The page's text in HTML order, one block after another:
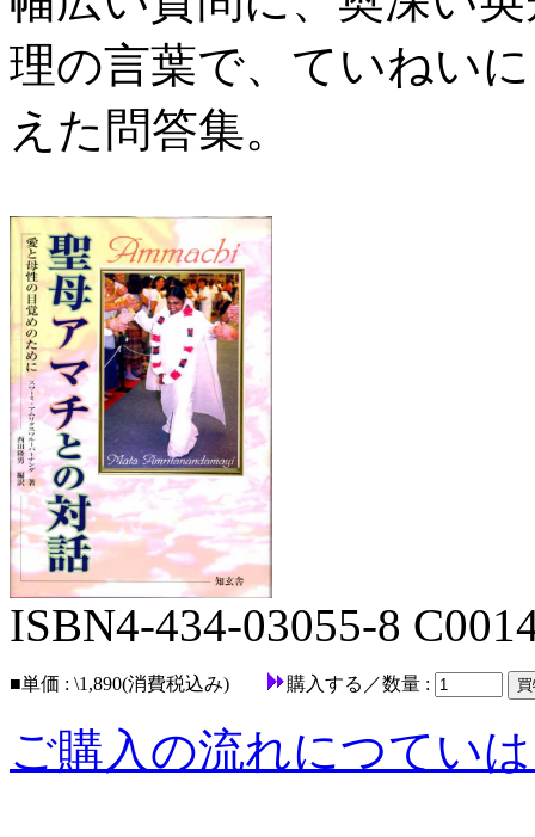
理の言葉で、ていねい
えた問答集。
ISBN4-434-03055-8
■単価 : \1,890(消費税込み) 購入する／数量 :
ご購入の流れにつてい